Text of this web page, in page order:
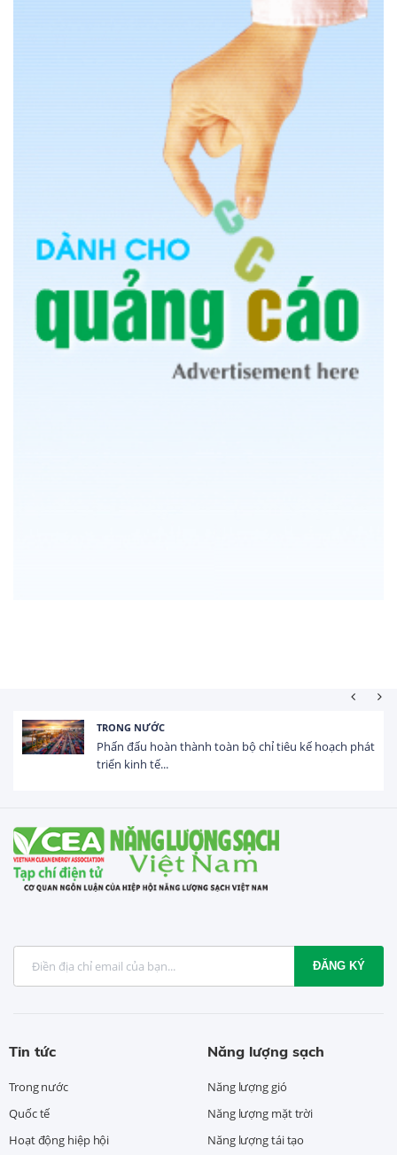
tiêu kế hoạch phát
Tổng vốn FDI đăng ký vào Việt
ĐĂNG KÝ
Tin tức
Trong nước
Quốc tế
Hoạt động hiệp hội
Năng lượng sạch
Năng lượng gió
Năng lượng mặt trời
Năng lượng tái tạo